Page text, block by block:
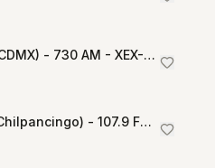
730 W Deportes (CDMX) - 730 AM - XEX-AM - Radiópolis - Ciudad de México
107.9 DSS Radio (Chilpancingo) - 107.9 FM - XHSCAS-FM - Digital con Sentido Social 106.3, A.C. - Chilpancingo, Guerrero